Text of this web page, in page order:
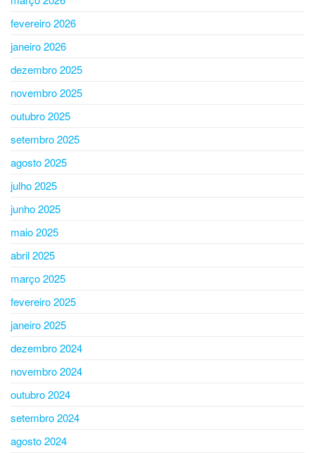
fevereiro 2026
janeiro 2026
dezembro 2025
novembro 2025
outubro 2025
setembro 2025
agosto 2025
julho 2025
junho 2025
maio 2025
abril 2025
março 2025
fevereiro 2025
janeiro 2025
dezembro 2024
novembro 2024
outubro 2024
setembro 2024
agosto 2024